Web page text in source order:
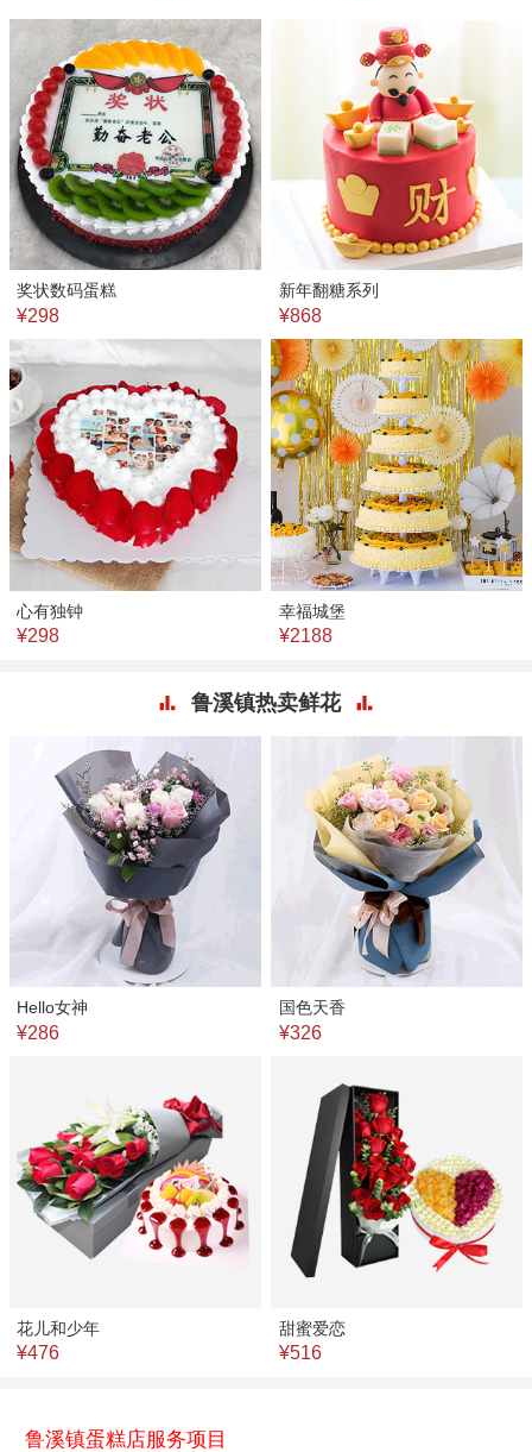
奖状数码蛋糕
¥298
新年翻糖系列
¥868
心有独钟
¥298
幸福城堡
¥2188
鲁溪镇热卖鲜花
Hello女神
¥286
国色天香
¥326
花儿和少年
¥476
甜蜜爱恋
¥516
鲁溪镇蛋糕店服务项目